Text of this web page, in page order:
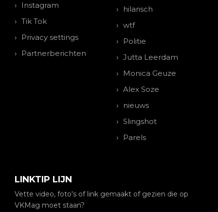
Instagram
Tik Tok
Privacy settings
Partnerberichten
hilarisch
wtf
Politie
Jutta Leerdam
Monica Geuze
Alex Soze
nieuws
Slingshot
Parels
LINKTIP LIJN
Vette video, foto's of link gemaakt of gezien die op
VKMag moet staan?